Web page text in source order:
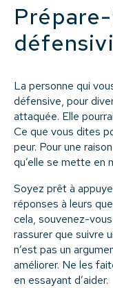
La personne qui
défensive, pour
attaquée. Elle
Ce que vous dites
peur. Pour une
qu’elle se mette en
Soyez prêt à
réponses à leurs
cela, souvenez-
rassurer que suivre
n’est pas un
améliorer. Ne les
en essayant d’aider.